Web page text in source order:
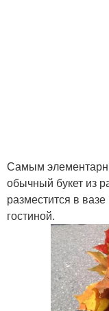
Самым
обычный букет из
разместится в
гостиной.